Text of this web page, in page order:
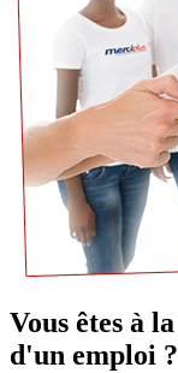
Vous êtes à
d'un emploi ?